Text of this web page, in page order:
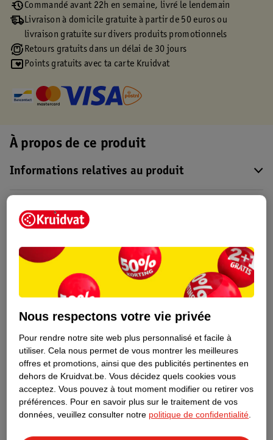
Commandé avant 22h en semaine, livré le lendemain
Livraison à domicile gratuite à partir de 50 euros ou
livraison gratuite sur divers produits promotionnels
Retours gratuits dans un délai de 30 jours
Points gratuits avec ta carte Kruidvat
À propos de ce produit
Informations relatives au produit
Informations figurant sur l'étiquette
Nature Impact Score
Ce produit n’a (pas encore) de "Nature
Impact Score".
Plus d’informations
Informations sur la commande et la livraison
Voir aussi
Plus de Kruidvat
Toute la catégorie Accessoires menagers
Nous respectons votre vie privée
Pour rendre notre site web plus personnalisé et facile à
utiliser. Cela nous permet de vous montrer les meilleures
offres et promotions, ainsi que des publicités pertinentes en
dehors de Kruidvat.be. Vous décidez quels cookies vous
acceptez. Vous pouvez à tout moment modifier ou retirer vos
préférences. Pour en savoir plus sur le traitement de vos
données, veuillez consulter notre politique de confidentialité.